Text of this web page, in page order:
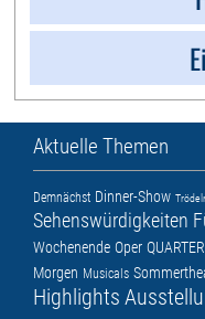
Aktuelle Themen
Demnächst Dinner-Show
Sehenswürdigkeiten
Wochenende Oper
Morgen Musicals
Highlights